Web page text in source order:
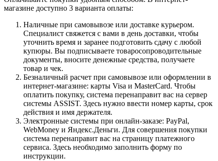
магазине доступно 3 варианта оплаты:
Наличные при самовывозе или доставке курьером.
Специалист свяжется с вами в день доставки, чтобы
уточнить время и заранее подготовить сдачу с любой
купюры. Вы подписываете товаросопроводительные
документы, вносите денежные средства, получаете
товар и чек.
Безналичный расчет при самовывозе или оформлении в
интернет-магазине: карты Visa и MasterCard. Чтобы
оплатить покупку, система перенаправит вас на сервер
системы ASSIST. Здесь нужно ввести номер карты, срок
действия и имя держателя.
Электронные системы при онлайн-заказе: PayPal,
WebMoney и Яндекс.Деньги. Для совершения покупки
система перенаправит вас на страницу платежного
сервиса. Здесь необходимо заполнить форму по
инструкции.